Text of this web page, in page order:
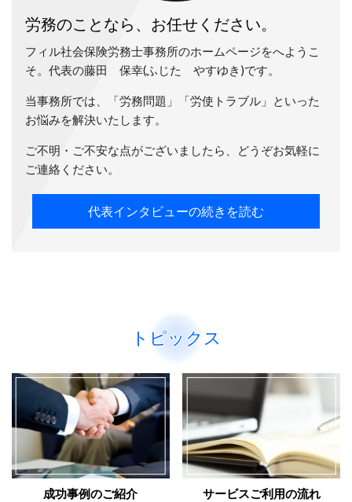
労務のことなら、お任せください。
フィル社会保険労務士事務所のホームページをへようこ
そ。代表の藤田 保幸(ふじた やすゆき)です。
当事務所では、「労務問題」「労使トラブル」といった
お悩みを解決いたします。
ご不明・ご不安な点がございましたら、どうぞお気軽に
ご連絡ください。
代表インタビューの続きを読む
トピックス
成功事例のご紹介 サービスご利用の流れ